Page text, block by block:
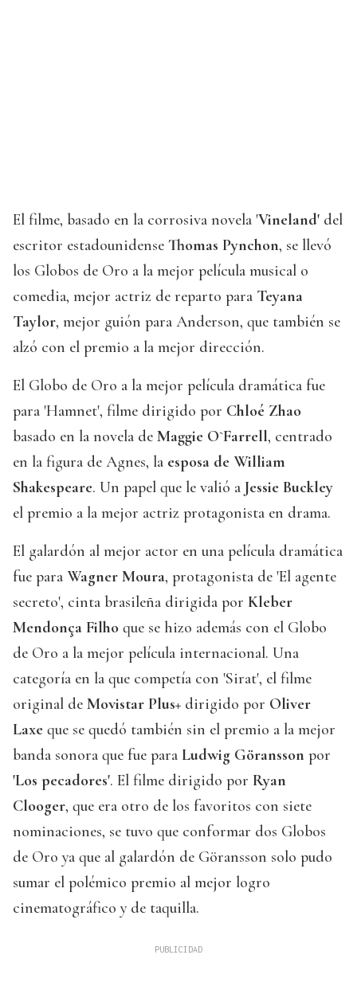
El filme, basado en la corrosiva novela 'Vineland' del
escritor estadounidense Thomas Pynchon, se llevó
los Globos de Oro a la mejor película musical o
comedia, mejor actriz de reparto para Teyana
Taylor, mejor guión para Anderson, que también se
alzó con el premio a la mejor dirección.
El Globo de Oro a la mejor película dramática fue
para 'Hamnet', filme dirigido por Chloé Zhao
basado en la novela de Maggie O`Farrell, centrado
en la figura de Agnes, la esposa de William
Shakespeare. Un papel que le valió a Jessie Buckley
el premio a la mejor actriz protagonista en drama.
El galardón al mejor actor en una película dramática
fue para Wagner Moura, protagonista de 'El agente
secreto', cinta brasileña dirigida por Kleber
Mendonça Filho que se hizo además con el Globo
de Oro a la mejor película internacional. Una
categoría en la que competía con 'Sirat', el filme
original de Movistar Plus+ dirigido por Oliver
Laxe que se quedó también sin el premio a la mejor
banda sonora que fue para Ludwig Göransson por
'Los pecadores'. El filme dirigido por Ryan
Clooger, que era otro de los favoritos con siete
nominaciones, se tuvo que conformar dos Globos
de Oro ya que al galardón de Göransson solo pudo
sumar el polémico premio al mejor logro
cinematográfico y de taquilla.